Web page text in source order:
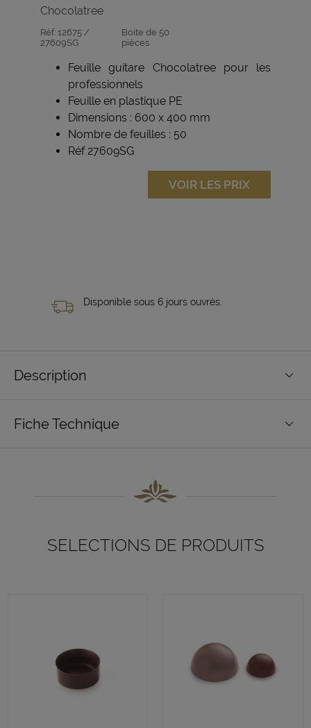
Chocolatree
Réf: 12675 /
27609SG
Boite de 50
pièces
Feuille guitare Chocolatree pour les
professionnels
Feuille en plastique PE
Dimensions : 600 x 400 mm
Nombre de feuilles : 50
Réf 27609SG
VOIR LES PRIX
Disponible sous 6 jours ouvrés.
Description
Fiche Technique
SELECTIONS DE PRODUITS